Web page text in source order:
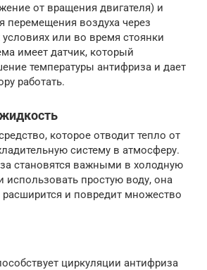
от вращения двигателя) и
перемещения воздуха через
или во время стоянки
имеет датчик, который
температуры антифриза и дает
работать.
которое отводит тепло от
систему в атмосферу.
становятся важными в холодную
использовать простую воду, она
расширится и повредит множество
циркуляции антифриза